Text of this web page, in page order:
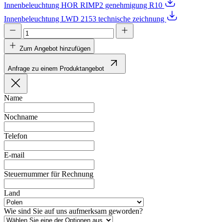
Innenbeleuchtung HOR RIMP2 genehmigung R10
Innenbeleuchtung LWD 2153 technische zeichnung
Zum Angebot hinzufügen
Anfrage zu einem Produktangebot
Name
Nochname
Telefon
E-mail
Steuernummer für Rechnung
Land
Wie sind Sie auf uns aufmerksam geworden?